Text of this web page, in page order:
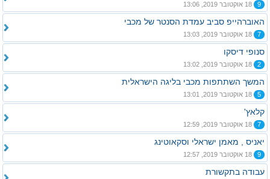
9
האוברהייפ סביב עמדת הסנטר של מכבי
7
סנופי דיסקו
2
המשך השתתפות מכבי בליגה הישראלית
5
קלאץ'
7
יאניס , מאמן ישראלי וסקאוטינג
9
עבודה בתקשורת